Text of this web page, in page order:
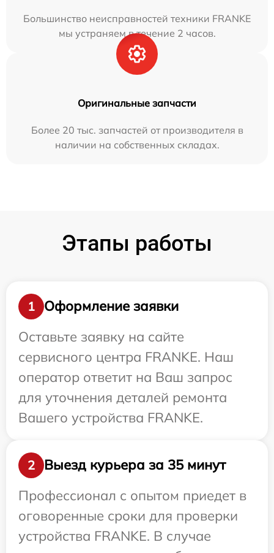
Большинство неисправностей техники FRANKE
мы устраняем в течение 2 часов.
Оригинальные запчасти
Более 20 тыс. запчастей от производителя в
наличии на собственных складах.
Этапы работы
1
Оформление заявки
Оставьте заявку на сайте
сервисного центра FRANKE. Наш
оператор ответит на Ваш запрос
для уточнения деталей ремонта
Вашего устройства FRANKE.
2
Выезд курьера за 35 минут
Профессионал с опытом приедет в
оговоренные сроки для проверки
устройства FRANKE. В случае